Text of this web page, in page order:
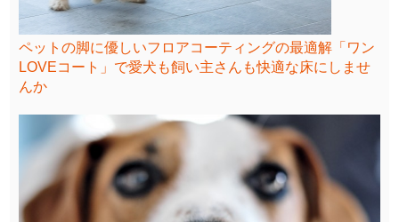
ペットの脚に優しいフロアコーティングの最適解「ワン
LOVEコート」で愛犬も飼い主さんも快適な床にしませ
んか